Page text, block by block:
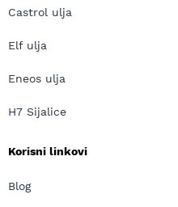
Castrol ulja
Elf ulja
Eneos ulja
H7 Sijalice
Korisni linkovi
Blog